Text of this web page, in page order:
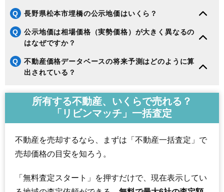
Q 長野県松本市埋橋の公示地価はいくら？
Q
公示地価は相場価格（実勢価格）が大きく異なるの
はなぜですか？
Q
不動産価格データベースの将来予測はどのように算
出されている？
所有する不動産、いくらで売れる？
「リビンマッチ」一括査定
不動産を売却するなら、まずは「不動産一括査定」で
売却価格の目安を知ろう。
「無料査定スタート」を押すだけで、現在表示してい